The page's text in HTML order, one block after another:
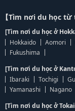
【Tìm nơi du học từ
[Tìm nơi du học ở
Hokkaido
Aomori
Fukushima
[Tìm nơi du học ở
Ibaraki
Tochigi
Yamanashi
Nagano
[Tìm nơi du học ở